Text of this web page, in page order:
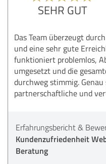
SEHR GUT
Das Team überzeugt
und eine sehr gute
funktioniert problemlos,
umgesetzt und die
durchweg stimmig.
partnerschaftliche und
Erfahrungsbericht &
Kundenzufriedenheit
Beratung